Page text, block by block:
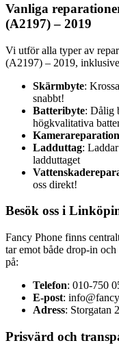
Vanliga
(A2197) – 2019
Vi utför alla typer av
(A2197) – 2019,
Skärmbyte:
snabbt!
Batteribyte: Dålig
högkvalitativa
Kamerareparation
Ladduttag:
ladduttaget
oss direkt!
Besök oss i
Fancy Phone finns
tar emot både drop-in
på:
Telefon: 010-750
E-post:
Adress: Storgatan
Prisvärd och